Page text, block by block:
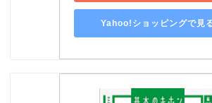
Yahoo!ショッピングで見